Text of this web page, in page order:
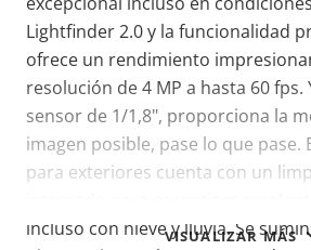
VISUALIZAR MÁS
Lightfinder 2.0 y la funcionalidad
ofrece un rendimiento
resolución de 4 MP a hasta 60 fps.
sensor de 1/1,8", proporciona la
imagen posible, pase lo que pase.
para exteriores cuenta con un
incluso con nieve y lluvia. Se